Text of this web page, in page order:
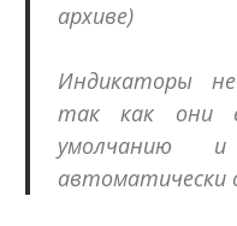
архиве)
Индикаторы
так как они
умолчанию
автоматически